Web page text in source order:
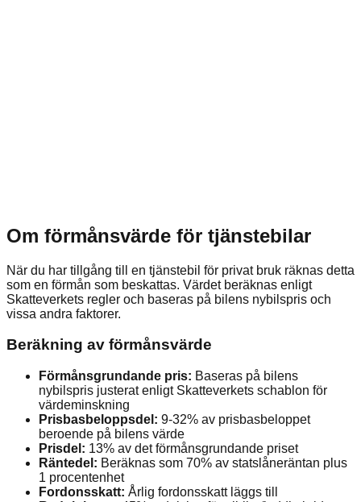
Om förmånsvärde för tjänstebilar
När du har tillgång till en tjänstebil för privat bruk räknas detta
som en förmån som beskattas. Värdet beräknas enligt
Skatteverkets regler och baseras på bilens nybilspris och
vissa andra faktorer.
Beräkning av förmånsvärde
Förmånsgrundande pris: Baseras på bilens
nybilspris justerat enligt Skatteverkets schablon för
värdeminskning
Prisbasbeloppsdel: 9-32% av prisbasbeloppet
beroende på bilens värde
Prisdel: 13% av det förmånsgrundande priset
Räntedel: Beräknas som 70% av statslåneräntan plus
1 procentenhet
Fordonsskatt: Årlig fordonsskatt läggs till